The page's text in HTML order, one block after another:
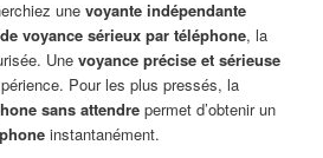
unevoyante indépendante
voyance sérieux par téléphone, la
Unevoyance précise et sérieuse
Pour les plus pressés, la
sans attendre permet d’obtenir un
instantanément.